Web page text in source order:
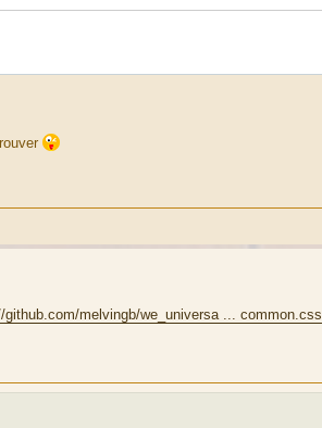
github.com/melvingb/we_universa ... common.css